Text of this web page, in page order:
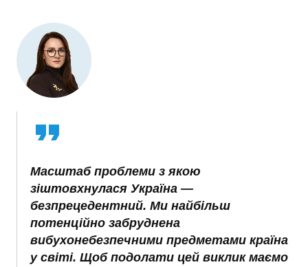
Масштаб проблеми з якою
зіштовхнулася Україна —
безпрецедентний. Ми найбільш
потенційно забруднена
вибухонебезпечними предметами країна
у світі. Щоб подолати цей виклик маємо